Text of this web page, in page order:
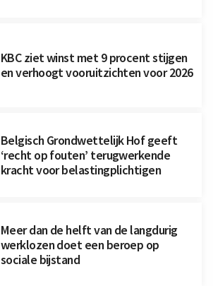
KBC ziet winst met 9 procent stijgen
en verhoogt vooruitzichten voor 2026
Belgisch Grondwettelijk Hof geeft
‘recht op fouten’ terugwerkende
kracht voor belastingplichtigen
Meer dan de helft van de langdurig
werklozen doet een beroep op
sociale bijstand